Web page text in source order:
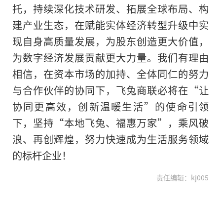
托，持续深化技术研发、拓展全球布局、构
建产业生态，在赋能实体经济转型升级中实
现自身高质量发展，为股东创造更大价值，
为数字经济发展贡献更大力量。我们有理由
相信，在资本市场的加持、全体同仁的努力
与合作伙伴的协同下，飞兔商联必将在“让
协同更高效，创新温暖生活”的使命引领
下，坚持“本地飞兔、福惠万家”，乘风破
浪、再创辉煌，努力快速成为生活服务领域
的标杆企业！
责任编辑：kj005